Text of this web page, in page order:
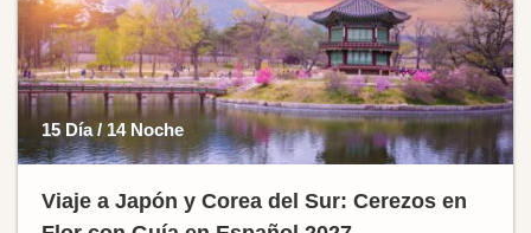
15 Día / 14 Noche
Viaje a Japón y Corea del Sur: Cerezos en